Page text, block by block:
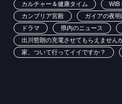
カルチャー＆健康タイム
WIB
カンブリア宮殿
ガイアの夜明
ドラマ
県内のニュース
出川哲朗の充電させてもらえません
家、ついて行ってイイですか？